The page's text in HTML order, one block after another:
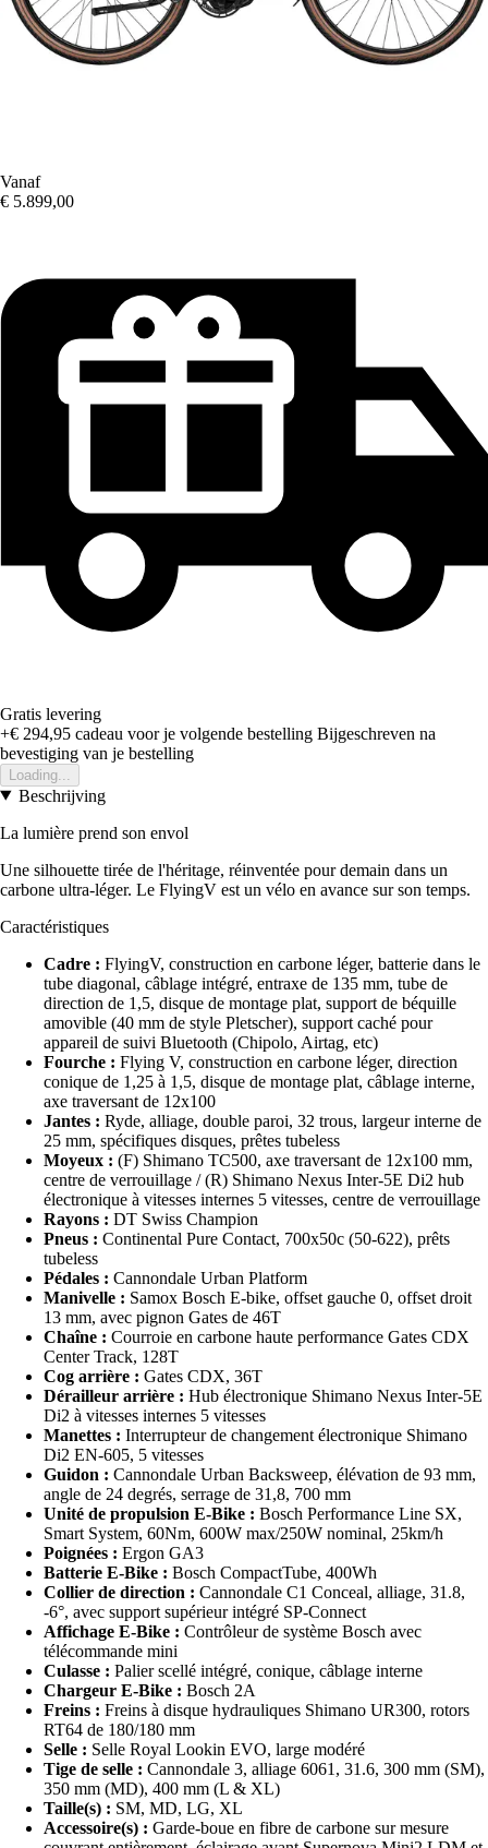
Vanaf
€ 5.899,00
Gratis levering
+€ 294,95 cadeau voor je volgende bestelling Bijgeschreven na
bevestiging van je bestelling
Loading...
Beschrijving
La lumière prend son envol
Une silhouette tirée de l'héritage, réinventée pour demain dans un
carbone ultra-léger. Le FlyingV est un vélo en avance sur son temps.
Caractéristiques
Cadre : FlyingV, construction en carbone léger, batterie dans le
tube diagonal, câblage intégré, entraxe de 135 mm, tube de
direction de 1,5, disque de montage plat, support de béquille
amovible (40 mm de style Pletscher), support caché pour
appareil de suivi Bluetooth (Chipolo, Airtag, etc)
Fourche : Flying V, construction en carbone léger, direction
conique de 1,25 à 1,5, disque de montage plat, câblage interne,
axe traversant de 12x100
Jantes : Ryde, alliage, double paroi, 32 trous, largeur interne de
25 mm, spécifiques disques, prêtes tubeless
Moyeux : (F) Shimano TC500, axe traversant de 12x100 mm,
centre de verrouillage / (R) Shimano Nexus Inter-5E Di2 hub
électronique à vitesses internes 5 vitesses, centre de verrouillage
Rayons : DT Swiss Champion
Pneus : Continental Pure Contact, 700x50c (50-622), prêts
tubeless
Pédales : Cannondale Urban Platform
Manivelle : Samox Bosch E-bike, offset gauche 0, offset droit
13 mm, avec pignon Gates de 46T
Chaîne : Courroie en carbone haute performance Gates CDX
Center Track, 128T
Cog arrière : Gates CDX, 36T
Dérailleur arrière : Hub électronique Shimano Nexus Inter-5E
Di2 à vitesses internes 5 vitesses
Manettes : Interrupteur de changement électronique Shimano
Di2 EN-605, 5 vitesses
Guidon : Cannondale Urban Backsweep, élévation de 93 mm,
angle de 24 degrés, serrage de 31,8, 700 mm
Unité de propulsion E-Bike : Bosch Performance Line SX,
Smart System, 60Nm, 600W max/250W nominal, 25km/h
Poignées : Ergon GA3
Batterie E-Bike : Bosch CompactTube, 400Wh
Collier de direction : Cannondale C1 Conceal, alliage, 31.8,
-6°, avec support supérieur intégré SP-Connect
Affichage E-Bike : Contrôleur de système Bosch avec
télécommande mini
Culasse : Palier scellé intégré, conique, câblage interne
Chargeur E-Bike : Bosch 2A
Freins : Freins à disque hydrauliques Shimano UR300, rotors
RT64 de 180/180 mm
Selle : Selle Royal Lookin EVO, large modéré
Tige de selle : Cannondale 3, alliage 6061, 31.6, 300 mm (SM),
350 mm (MD), 400 mm (L & XL)
Taille(s) : SM, MD, LG, XL
Accessoire(s) : Garde-boue en fibre de carbone sur mesure